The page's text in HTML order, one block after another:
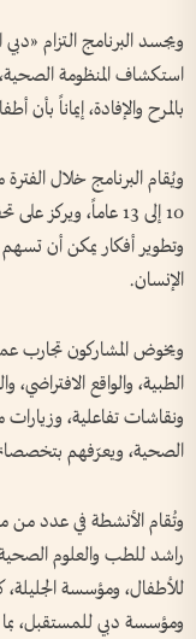
ويجسد البرنامج التزام
استكشاف المنظومة
بالمرح والإفادة، إيماناً
10 إلى 13 عاماً،
وتطوير أفكار يمكن أن
الإنسان.
ويخوض المشاركون تجارب
الطبية، والواقع الافتراضي،
ونقاشات تفاعلية، وزيارات
الصحية، ويعرّفهم
وتُقام الأنشطة في عدد
راشد للطب والعلوم
للأطفال، ومؤسسة
ومؤسسة دبي للمستقبل، بما